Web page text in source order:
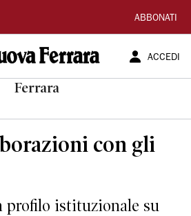
ABBONATI
ACCEDI
Ferrara
con gli
profilo istituzionale su